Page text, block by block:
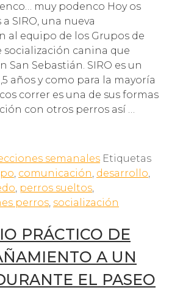
muy podenco Hoy os
SIRO, una nueva
al equipo de los Grupos de
socialización canina que
San Sebastián. SIRO es un
años y como para la mayoría
correr es una de sus formas
con otros perros así …
semanales Etiquetas
, comunicación, desarrollo,
, perros sueltos,
perros, socialización
PRÁCTICO DE
A UN
EL PASEO